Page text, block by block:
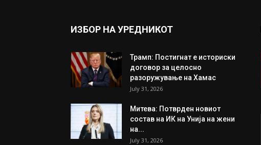
ИЗБОР НА УРЕДНИКОТ
Трамп: Постигнат е историски
договор за целосно
разоружување на Хамас
July 31, 2026
Митева: Потврден новиот
состав на ИК на Унија на жени
на...
July 31, 2026